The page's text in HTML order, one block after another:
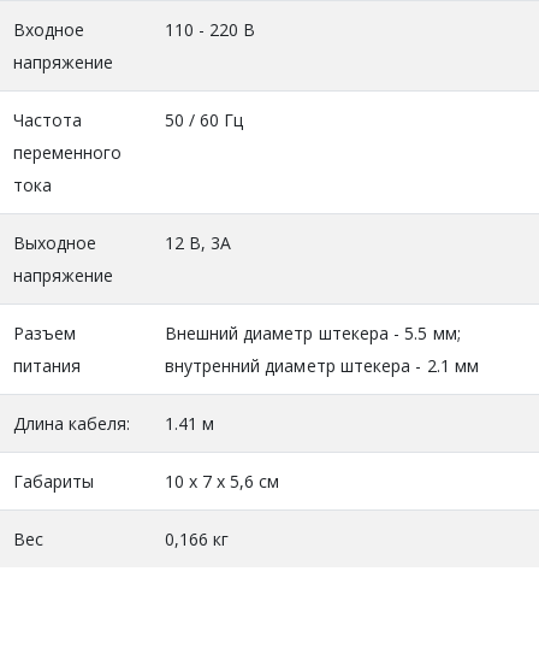
Входное
напряжение
110 - 220 В
Частота
переменного
тока
50 / 60 Гц
Выходное
напряжение
12 В, 3A
Разъем
питания
Внешний диаметр штекера - 5.5 мм;
внутренний диаметр штекера - 2.1 мм
Длина кабеля: 1.41 м
Габариты 10 х 7 х 5,6 см
Вес 0,166 кг